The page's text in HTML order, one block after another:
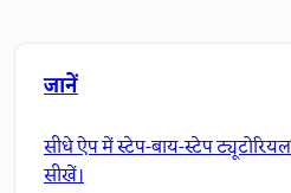
जानें
सीधे ऐप में स्टेप-बाय-स्टेप
सीखें।